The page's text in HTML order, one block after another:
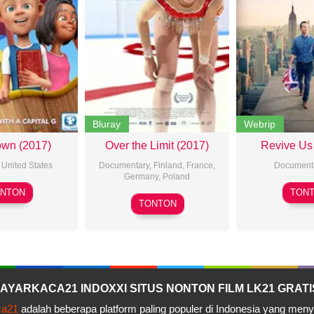
(2017)
United States
Evan
Tramel
Bluray
Over the Limit (2017)
Documentary, Finland France
Germany, Poland
Marta
Prus
TONTON
Webrip
Revive
INDOXXI SITUS NONTON FILM LK21
adalah beberapa platform paling populer di Indonesia yang